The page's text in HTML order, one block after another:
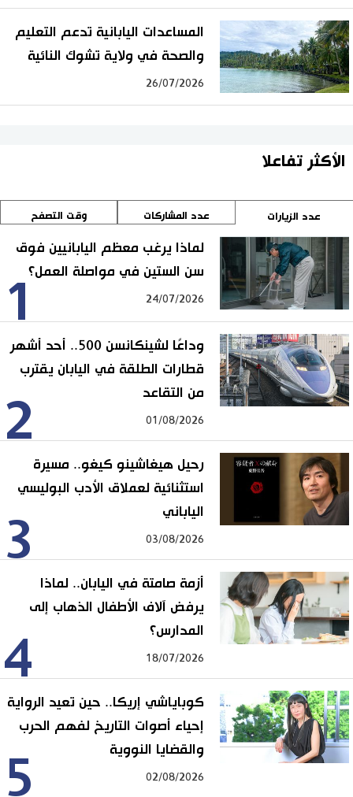
المساعدات اليابانية تدعم التعليم
والصحة في ولاية تشوك النائية
26/07/2026
الأكثر تفاعلا
عدد الزيارات عدد المشاركات وقت التصفح
1
لماذا يرغب معظم اليابانيين فوق
سن الستين في مواصلة العمل؟
24/07/2026
2
وداعًا لشينكانسن 500.. أحد أشهر
قطارات الطلقة في اليابان يقترب
من التقاعد
01/08/2026
3
رحيل هيغاشينو كيغو.. مسيرة
استثنائية لعملاق الأدب البوليسي
الياباني
03/08/2026
4
أزمة صامتة في اليابان.. لماذا
يرفض آلاف الأطفال الذهاب إلى
المدارس؟
18/07/2026
5
كوباياشي إريكا.. حين تعيد الرواية
إحياء أصوات التاريخ لفهم الحرب
والقضايا النووية
02/08/2026